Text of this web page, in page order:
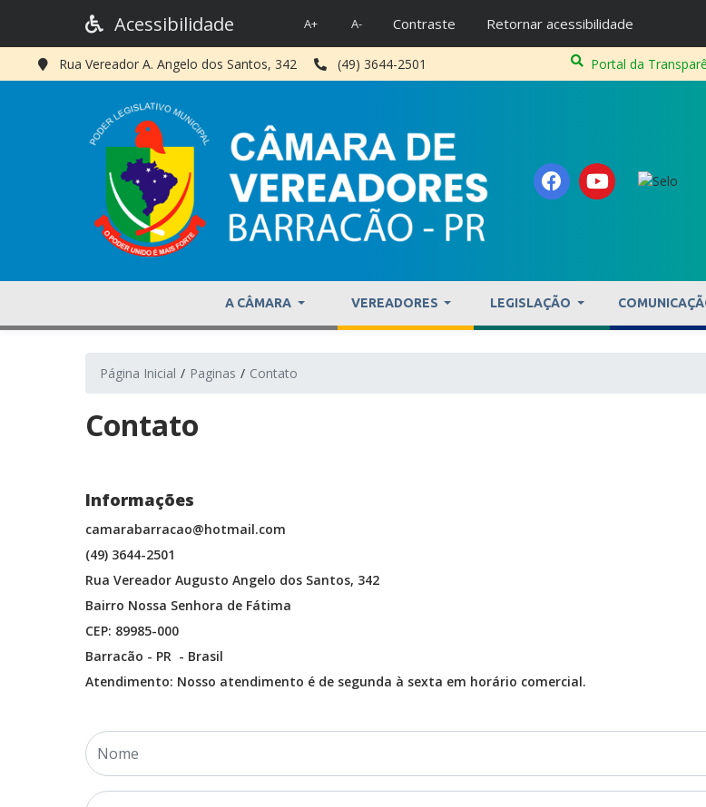
Acessibilidade A+ A- Contraste Retornar acessibilidade
Rua Vereador A. Angelo dos Santos, 342 (49) 3644-2501 Portal da
A CÂMARA VEREADORES LEGISLAÇÃO
Página Inicial Paginas Contato
Contato
Informações
camarabarracao@hotmail.com
(49) 3644-2501
Rua Vereador Augusto Angelo dos Santos, 342
Bairro Nossa Senhora de Fátima
CEP: 89985-000
Barracão - PR - Brasil
Atendimento: Nosso atendimento é de segunda à sexta em horário comercial.